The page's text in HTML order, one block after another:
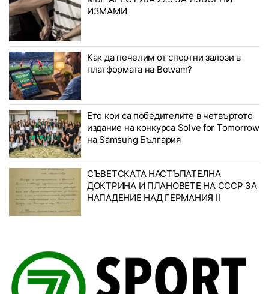
ИЗМАМИ
Как да печелим от спортни залози в
платформата на Betvam?
Ето кои са победителите в четвъртото
издание на конкурса Solve for Tomorrow
на Samsung България
СЪВЕТСКАТА НАСТЪПАТЕЛНА
ДОКТРИНА И ПЛАНОВЕТЕ НА СССР ЗА
НАПАДЕНИЕ НАД ГЕРМАНИЯ II